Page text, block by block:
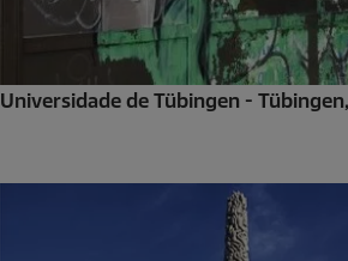
Universidade de Tübingen -